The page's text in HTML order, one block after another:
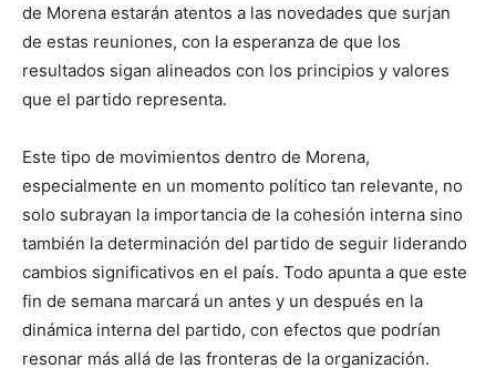
de Morena estarán atentos a las novedades que surjan
de estas reuniones, con la esperanza de que los
resultados sigan alineados con los principios y valores
que el partido representa.
Este tipo de movimientos dentro de Morena,
especialmente en un momento político tan relevante, no
solo subrayan la importancia de la cohesión interna sino
también la determinación del partido de seguir liderando
cambios significativos en el país. Todo apunta a que este
fin de semana marcará un antes y un después en la
dinámica interna del partido, con efectos que podrían
resonar más allá de las fronteras de la organización.